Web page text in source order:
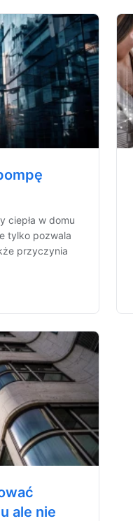
ciepła w domu
tylko pozwala
przyczynia
ale nie